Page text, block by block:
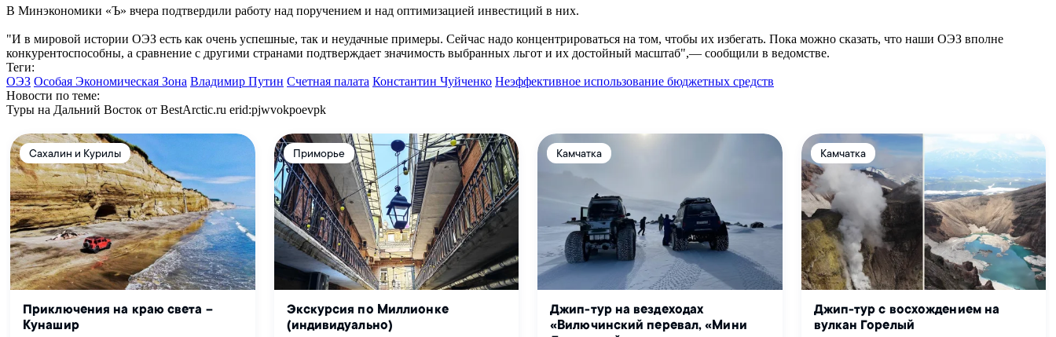
В Минэкономики «Ъ» вчера подтвердили работу над поручением и над оптимизацией инвестиций в них.
"И в мировой истории ОЭЗ есть как очень успешные, так и неудачные примеры. Сейчас надо концентрироваться на том, чтобы их избегать. Пока можно сказать, что наши ОЭЗ вполне
конкурентоспособны, а сравнение с другими странами подтверждает значимость выбранных льгот и их достойный масштаб",— сообщили в ведомстве.
Теги:
ОЭЗ Особая Экономическая Зона Владимир Путин Счетная палата Константин Чуйченко Неэффективное использование бюджетных средств
Новости по теме:
Туры на Дальний Восток от BestArctic.ru erid:pjwvokpoevpk